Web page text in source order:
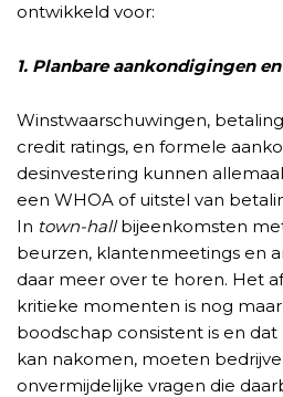
ontwikkeld voor:
1. Planbare aankondigingen
Winstwaarschuwingen,
credit ratings, en formele
desinvestering kunnen
een WHOA of uitstel van
In town-hallbijeenkomsten
beurzen, klantenmeetings en
daar meer over te horen. Het
kritieke momenten is nog
boodschap consistent is en
kan nakomen, moeten
onvermijdelijke vragen die